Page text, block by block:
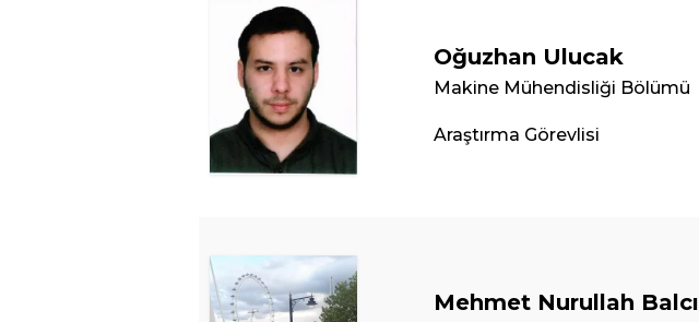
Oğuzhan Ulucak
Makine Mühendisliği Bölümü
Araştırma Görevlisi
Mehmet Nurullah Balcı